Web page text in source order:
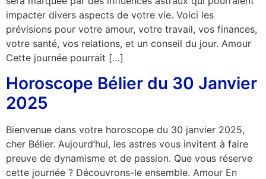
impacter divers aspects de votre vie. Voici les
prévisions pour votre amour, votre travail, vos finances,
votre santé, vos relations, et un conseil du jour. Amour
Cette journée pourrait […]
Horoscope Bélier du 30 Janvier
2025
Bienvenue dans votre horoscope du 30 janvier 2025,
cher Bélier. Aujourd’hui, les astres vous invitent à faire
preuve de dynamisme et de passion. Que vous réserve
cette journée ? Découvrons-le ensemble. Amour En